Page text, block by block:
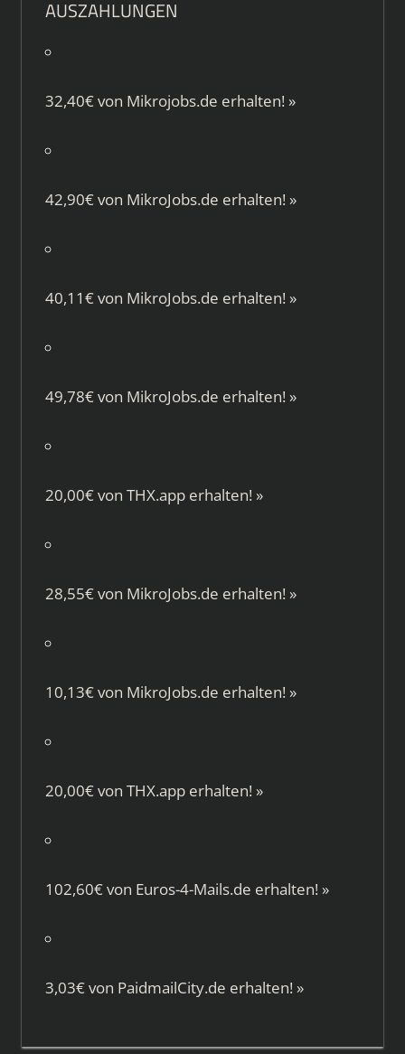
AUSZAHLUNGEN
32,40€ von Mikrojobs.de erhalten! »
42,90€ von MikroJobs.de erhalten! »
40,11€ von MikroJobs.de erhalten! »
49,78€ von MikroJobs.de erhalten! »
20,00€ von THX.apperhalten! »
28,55€ von MikroJobs.de erhalten! »
10,13€ von MikroJobs.de erhalten! »
20,00€ von THX.apperhalten! »
102,60€ von Euros-4-Mails.de erhalten! »
3,03€ von PaidmailCity.de erhalten! »